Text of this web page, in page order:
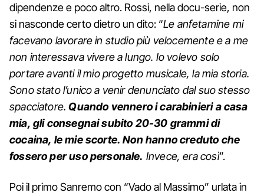
dipendenze e poco altro. Rossi, nella docu-serie, non
si nasconde certo dietro un dito: “Le anfetamine mi
facevano lavorare in studio più velocemente e a me
non interessava vivere a lungo. Io volevo solo
portare avanti il mio progetto musicale, la mia storia.
Sono stato l’unico a venir denunciato dal suo stesso
spacciatore.Quando vennero i carabinieri a casa
mia, gli consegnai subito 20-30 grammi di
cocaina, le mie scorte. Non hanno creduto che
fossero per uso personale. Invece, era così”.
Poi il primo Sanremo con “Vado al Massimo” urlata in